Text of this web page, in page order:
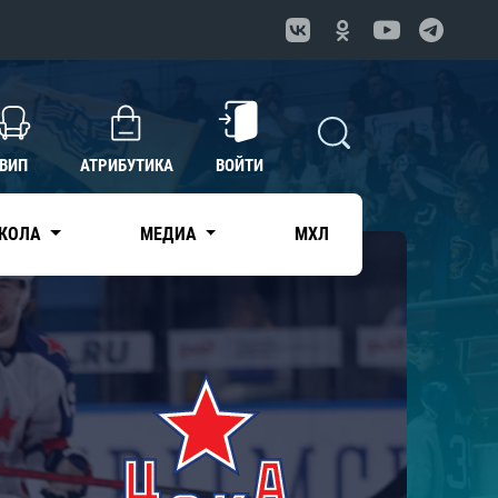
ВИП АТРИБУТИКА ВОЙТИ
МЕДИА МХЛ